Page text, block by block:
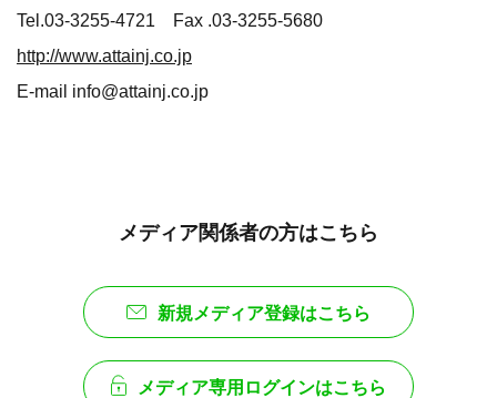
Tel.03-3255-4721 Fax .03-3255-5680
http://www.attainj.co.jp
E-mail info@attainj.co.jp
メディア関係者の方はこちら
新規メディア登録はこちら
メディア専用ログインはこちら